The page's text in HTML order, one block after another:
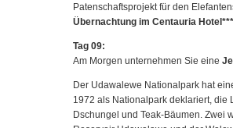
Patenschaftsprojekt für den
Übernachtung im Centauria
Tag 09:
Am Morgen unternehmen Sie eine
Der Udawalewe Nationalpark hat
1972 als Nationalpark deklariert, die
Dschungel und Teak-Bäumen. Zwei